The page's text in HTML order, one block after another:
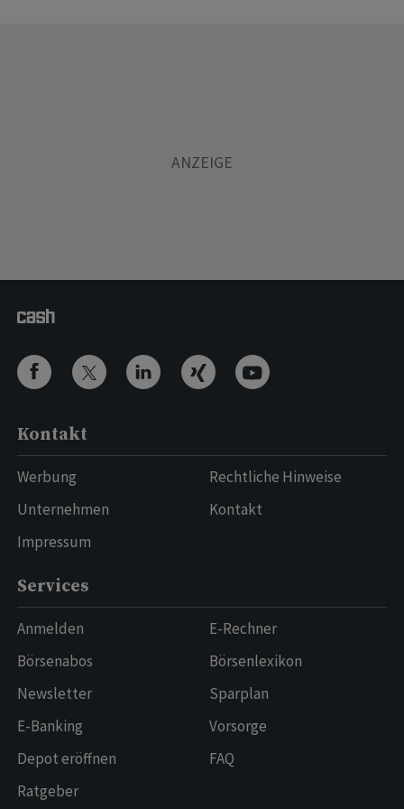
Kontakt
Werbung
Unternehmen
Impressum
Rechtliche Hinweise
Kontakt
Services
Anmelden
Börsenabos
Newsletter
E-Banking
Depot eröffnen
Ratgeber
E-Rechner
Börsenlexikon
Sparplan
Vorsorge
FAQ